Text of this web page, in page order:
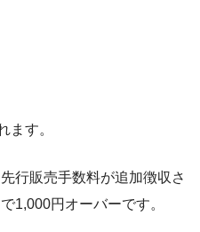
ます。
行販売手数料が追加徴収さ
1,000円オーバーです。